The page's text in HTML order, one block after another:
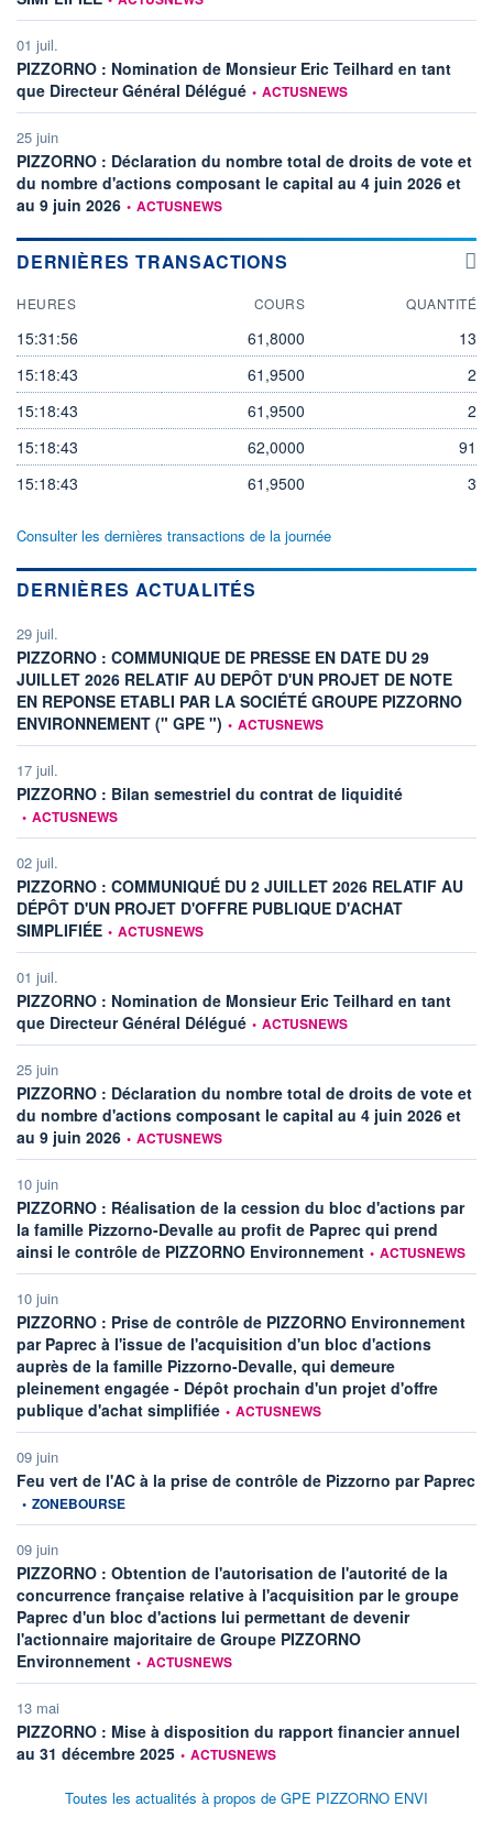
01 juil.
PIZZORNO : Nomination de Monsieur Eric Teilhard en tant
que Directeur Général Délégué information fournie par
• ACTUSNEWS
25 juin
PIZZORNO : Déclaration du nombre total de droits de vote et
du nombre d'actions composant le capital au 4 juin 2026 et
au 9 juin 2026 information fournie par
• ACTUSNEWS
DERNIÈRES TRANSACTIONS
HEURES COURS QUANTITÉ
15:31:56 61,8000
13
15:18:43
61,9500
2
15:18:43
61,9500
2
15:18:43
62,0000
91
15:18:43
61,9500 3
Consulter les dernières transactions de la journée
DERNIÈRES ACTUALITÉS
29 juil.
PIZZORNO : COMMUNIQUE DE PRESSE EN DATE DU 29
JUILLET 2026 RELATIF AU DEPÔT D'UN PROJET DE NOTE
EN REPONSE ETABLI PAR LA SOCIÉTÉ GROUPE PIZZORNO
ENVIRONNEMENT (" GPE ") information fournie par
• ACTUSNEWS
17 juil.
PIZZORNO : Bilan semestriel du contrat de liquidité
• ACTUSNEWS
02 juil.
PIZZORNO : COMMUNIQUÉ DU 2 JUILLET 2026 RELATIF AU
DÉPÔT D'UN PROJET D'OFFRE PUBLIQUE D'ACHAT
SIMPLIFIÉEinformation fournie par
• ACTUSNEWS
01 juil.
PIZZORNO : Nomination de Monsieur Eric Teilhard en tant
que Directeur Général Délégué information fournie par
• ACTUSNEWS
25 juin
PIZZORNO : Déclaration du nombre total de droits de vote et
du nombre d'actions composant le capital au 4 juin 2026 et
au 9 juin 2026 information fournie par
• ACTUSNEWS
10 juin
PIZZORNO : Réalisation de la cession du bloc d'actions par
la famille Pizzorno-Devalle au profit de Paprec qui prend
ainsi le contrôle de PIZZORNO Environnementinformation fournie
• ACTUSNEWS
10 juin
PIZZORNO : Prise de contrôle de PIZZORNO Environnement
par Paprec à l'issue de l'acquisition d'un bloc d'actions
auprès de la famille Pizzorno-Devalle, qui demeure
pleinement engagée - Dépôt prochain d'un projet d'offre
publique d'achat simplifiée information fournie par
• ACTUSNEWS
09 juin
Feu vert de l'AC à la prise de contrôle de Pizzorno par Paprec
• ZONEBOURSE
09 juin
PIZZORNO : Obtention de l'autorisation de l'autorité de la
concurrence française relative à l'acquisition par le groupe
Paprec d'un bloc d'actions lui permettant de devenir
l'actionnaire majoritaire de Groupe PIZZORNO
Environnementinformation fournie par
• ACTUSNEWS
13 mai
PIZZORNO : Mise à disposition du rapport financier annuel
au 31 décembre 2025 information fournie par
• ACTUSNEWS
Toutes les actualités à propos de GPE PIZZORNO ENVI